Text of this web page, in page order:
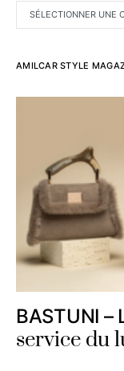
CATÉGORIES
AMILCAR STYLE
BASTUNI –
service du